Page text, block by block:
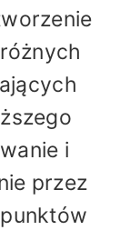
i
przez